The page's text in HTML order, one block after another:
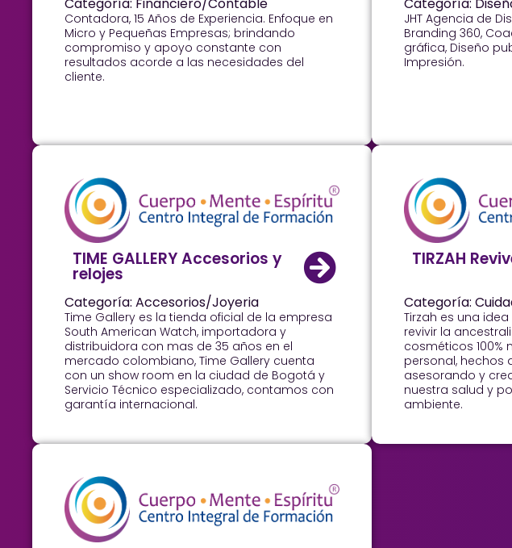
Categoría: Financiero/Contable
Contadora, 15 Años de Experiencia. Enfoque en
Micro y Pequeñas Empresas; brindando
compromiso y apoyo constante con
resultados acorde a las necesidades del
cliente.
Categoría:
JHT Agencia de
Branding 360,
gráfica, Diseño
Impresión.
TIME GALLERY Accesorios y
relojes
Categoría: Accesorios/Joyeria
Time Gallery es la tienda oficial de la empresa
South American Watch, importadora y
distribuidora con mas de 35 años en el
mercado colombiano, Time Gallery cuenta
con un show room en la ciudad de Bogotá y
Servicio Técnico especializado, contamos con
garantía internacional.
TIRZAH
Categoría:
Tirzah es una
revivir la
cosméticos 100%
personal, hechos
asesorando y
nuestra salud y
ambiente.